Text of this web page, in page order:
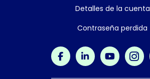
Detalles de la cuenta
Contraseña perdida